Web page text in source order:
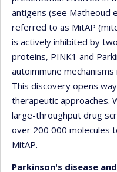
antigens (see Matheoud
referred to as MitAP
is actively inhibited by
proteins, PINK1 and
autoimmune
This discovery opens
therapeutic approaches.
large-throughput drug
over 200 000 molecules
MitAP.
Parkinson's disease